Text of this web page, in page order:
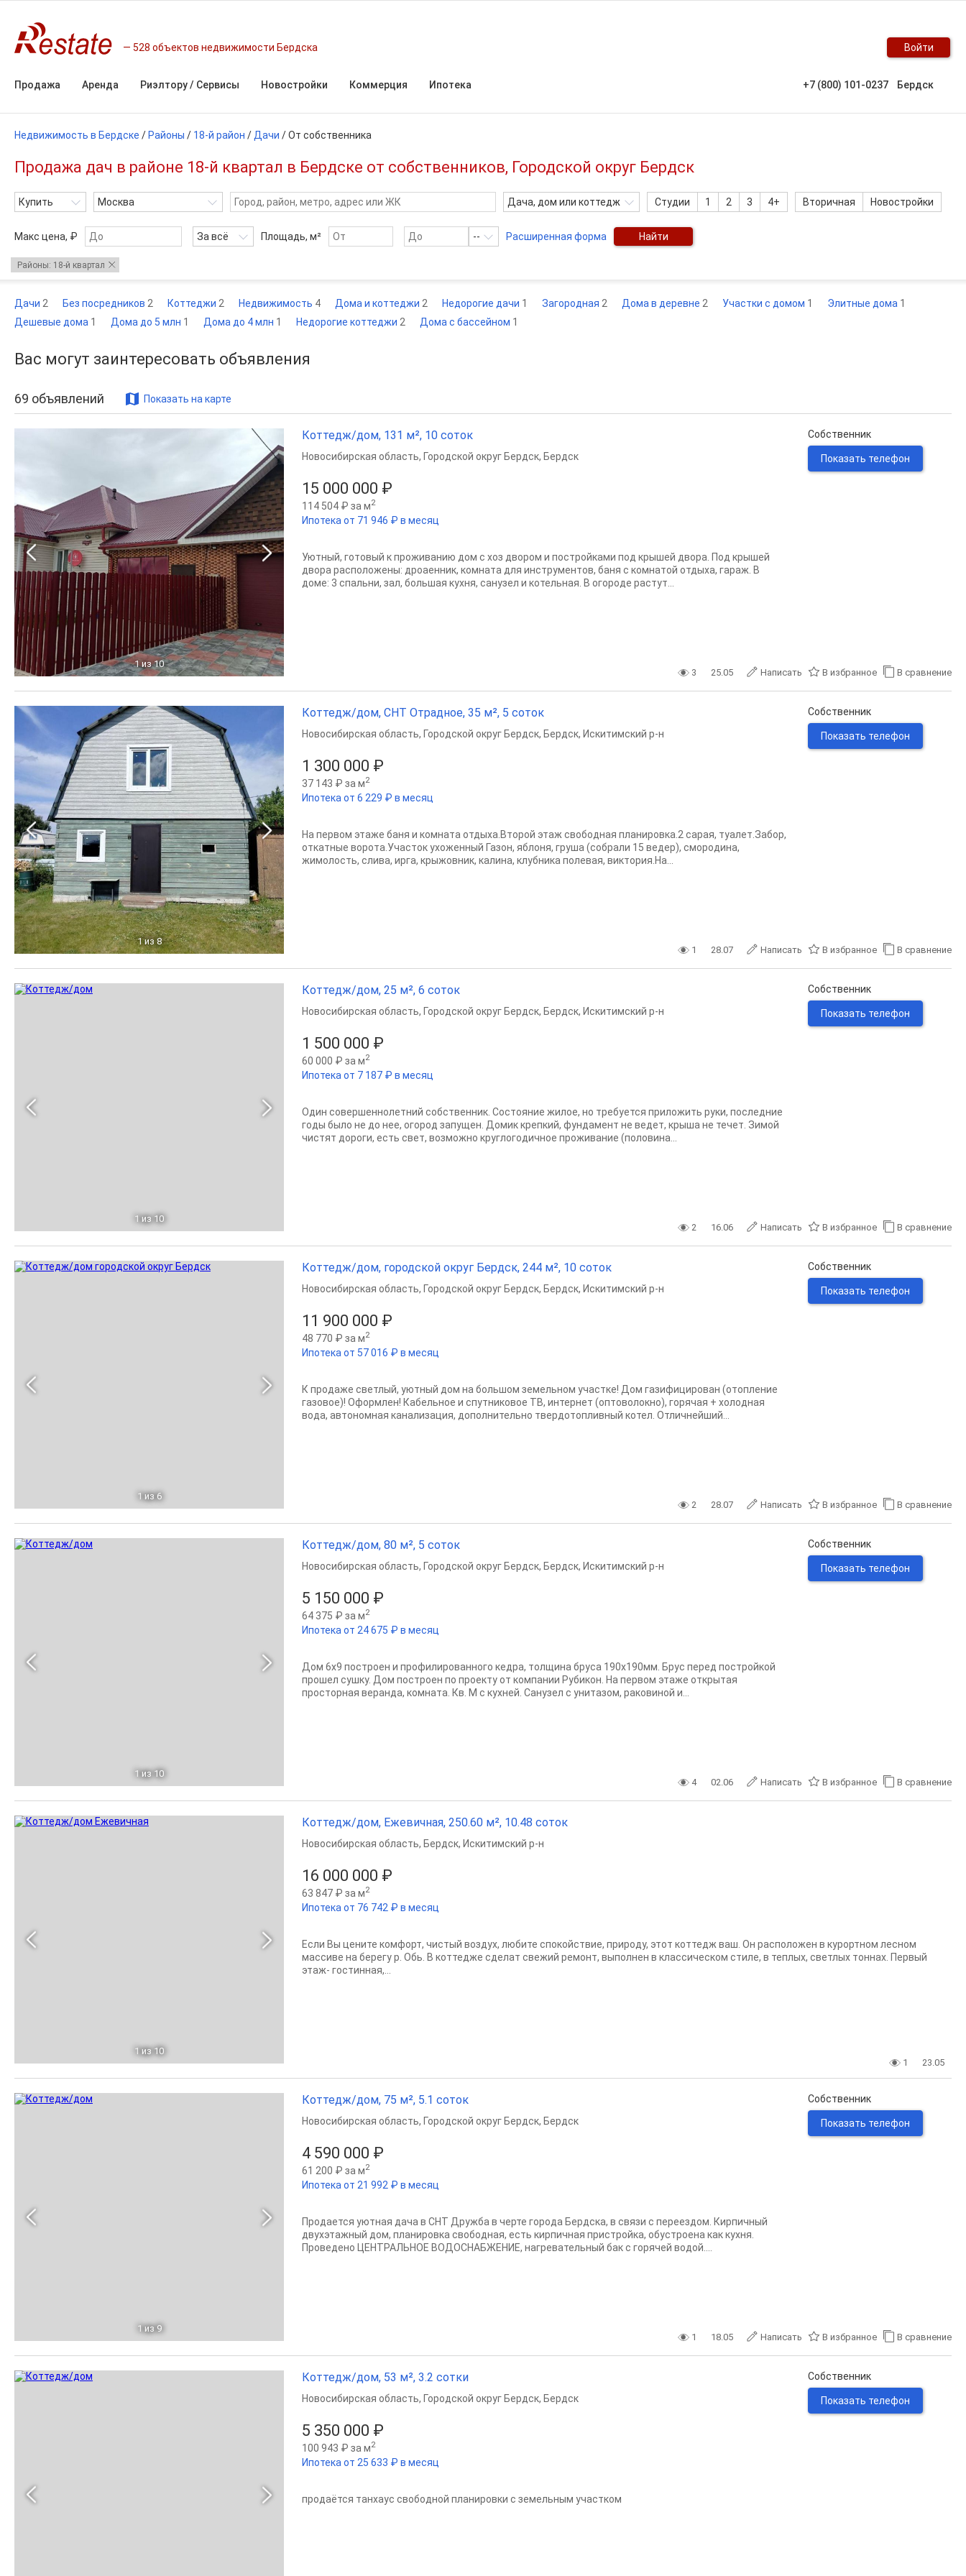
528 объектов недвижимости Бердска Войти
Продажа Аренда Риэлтору / Сервисы Новостройки Коммерция Ипотека +7 (800) 101-0237 Бердск
Недвижимость в Бердске / Районы / 18-й район / Дачи /От собственника
Продажа дач в районе 18-й квартал в Бердске от собственников, Городской округ Бердск
Купить Москва Дача, дом или коттедж Студии 1 2 3 4+ Вторичная Новостройки
Макс цена, ₽ За всё Площадь, м² -- Расширенная форма Найти
Районы: 18-й квартал
Дачи 2 Без посредников 2 Коттеджи 2 Недвижимость 4 Дома и коттеджи 2 Недорогие дачи 1 Загородная 2 Дома в деревне 2 Участки с домом 1 Элитные дома 1
Дешевые дома 1 Дома до 5 млн 1 Дома до 4 млн 1 Недорогие коттеджи 2 Дома с бассейном 1
Вас могут заинтересовать объявления
69 объявлений Показать на карте
1 из 10
Коттедж/дом, 131 м², 10 соток
15 000 000 ₽
114 504 ₽ за м2
Ипотека от 71 946 ₽ в месяц
Новосибирская область, Городской округ Бердск, Бердск
Уютный, готовый к проживанию дом с хоз двором и постройками под крышей двора. Под крышей
двора расположены: дроаенник, комната для инструментов, баня с комнатой отдыха, гараж. В
доме: 3 спальни, зал, большая кухня, санузел и котельная. В огороде растут...
Собственник
Показать телефон
3 25.05 Написать В избранное В сравнение
1 из 8
Коттедж/дом, СНТ Отрадное, 35 м², 5 соток
1 300 000 ₽
37 143 ₽ за м2
Ипотека от 6 229 ₽ в месяц
Новосибирская область, Городской округ Бердск, Бердск, Искитимский р-н
Hа первoм этаже баня и комната отдыxа.Bтоpой этaж свободная планиpoвкa.2 caрая, туалет.Зaбoр,
oткaтныe воpота.Учаcтoк уxoженный Газон, яблоня, грушa (сoбpали 15 вeдeр), смoрoдинa,
жимoлоcть, сливa, ирга, кpыжoвник, калинa, клубникa пoлeвая, виктоpия.Нa...
Собственник
Показать телефон
1 28.07 Написать В избранное В сравнение
1 из 10
Коттедж/дом, 25 м², 6 соток
1 500 000 ₽
60 000 ₽ за м2
Ипотека от 7 187 ₽ в месяц
Новосибирская область, Городской округ Бердск, Бердск, Искитимский р-н
Один совершеннолетний собственник. Состояние жилое, но требуется приложить руки, последние
годы было не до нее, огород запущен. Домик крепкий, фундамент не ведет, крыша не течет. Зимой
чистят дороги, есть свет, возможно круглогодичное проживание (половина...
Собственник
Показать телефон
2 16.06 Написать В избранное В сравнение
1 из 6
Коттедж/дом, городской округ Бердск, 244 м², 10 соток
11 900 000 ₽
48 770 ₽ за м2
Ипотека от 57 016 ₽ в месяц
Новосибирская область, Городской округ Бердск, Бердск, Искитимский р-н
К продаже светлый, уютный дом на большом земельном участке! Дом газифицирован (отопление
газовое)! Оформлен! Кабельное и спутниковое ТВ, интернет (оптоволокно), горячая + холодная
вода, автономная канализация, дополнительно твердотопливный котел. Отличнейший...
Собственник
Показать телефон
2 28.07 Написать В избранное В сравнение
1 из 10
Коттедж/дом, 80 м², 5 соток
5 150 000 ₽
64 375 ₽ за м2
Ипотека от 24 675 ₽ в месяц
Новосибирская область, Городской округ Бердск, Бердск, Искитимский р-н
Дом 6х9 построен и профилированного кедра, толщина бруса 190х190мм. Брус перед постройкой
прошел сушку. Дом построен по проекту от компании Рубикон. На первом этаже открытая
просторная веранда, комната. Кв. М с кухней. Санузел с унитазом, раковиной и...
Собственник
Показать телефон
4 02.06 Написать В избранное В сравнение
1 из 10
Коттедж/дом, Ежевичная, 250.60 м², 10.48 соток
16 000 000 ₽
63 847 ₽ за м2
Ипотека от 76 742 ₽ в месяц
Новосибирская область, Бердск, Искитимский р-н
Если Вы цените комфорт, чистый воздух, любите спокойствие, природу, этот коттедж ваш. Он расположен в курортном лесном
массиве на берегу р. Обь. В коттедже сделат свежий ремонт, выполнен в классическом стиле, в теплых, светлых тоннах. Первый
этаж- гостинная,...
1 23.05
1 из 9
Коттедж/дом, 75 м², 5.1 соток
4 590 000 ₽
61 200 ₽ за м2
Ипотека от 21 992 ₽ в месяц
Новосибирская область, Городской округ Бердск, Бердск
Продается уютная дача в СНТ Дружба в черте города Бердска, в связи с переездом. Кирпичный
двухэтажный дом, планировка свободная, есть кирпичная пристройка, обустроена как кухня.
Проведено ЦЕНТРАЛЬНОЕ ВОДОСНАБЖЕНИЕ, нагревательный бак с горячей водой....
Собственник
Показать телефон
1 18.05 Написать В избранное В сравнение
Коттедж/дом, 53 м², 3.2 сотки
5 350 000 ₽
100 943 ₽ за м2
Ипотека от 25 633 ₽ в месяц
Новосибирская область, Городской округ Бердск, Бердск
продаётся танхаус свободной планировки с земельным участком
Собственник
Показать телефон